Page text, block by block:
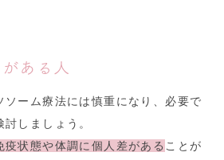
ある人
ソーム療法には慎重になり、必要で
しましょう。
状態や体調に個人差がある ことが